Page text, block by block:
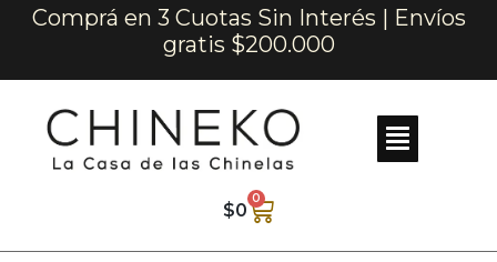
Comprá en 3 Cuotas Sin Interés | Envíos
gratis $200.000
$0
0